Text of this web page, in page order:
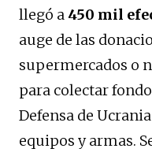
llegó a 450 mil
auge de las
supermercados o
para colectar
Defensa de
equipos y armas.